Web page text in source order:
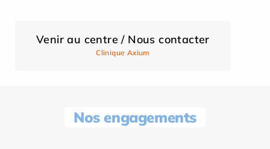
Venir au centre / Nous contacter
Clinique Axium
Nos engagements